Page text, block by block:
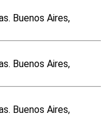
Buenos Aires,
Buenos Aires,
Buenos Aires,